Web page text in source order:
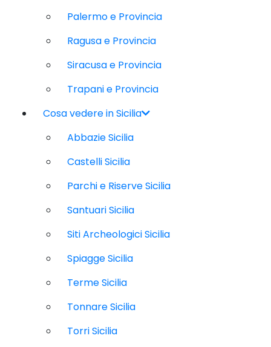
Palermo e Provincia
Ragusa e Provincia
Siracusa e Provincia
Trapani e Provincia
Cosa vedere in Sicilia
Abbazie Sicilia
Castelli Sicilia
Parchi e Riserve Sicilia
Santuari Sicilia
Siti Archeologici Sicilia
Spiagge Sicilia
Terme Sicilia
Tonnare Sicilia
Torri Sicilia